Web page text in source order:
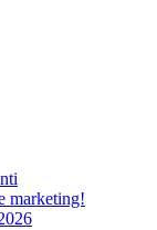
marketing!